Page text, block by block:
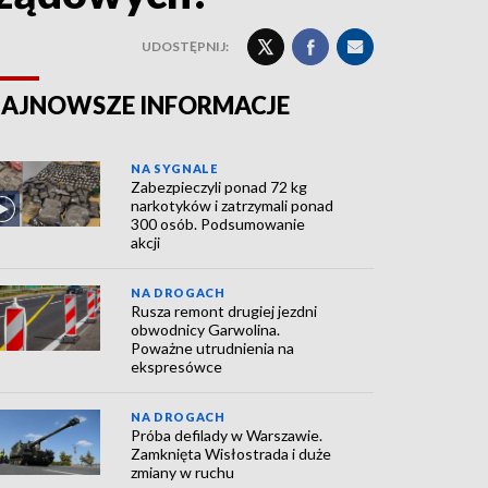
UDOSTĘPNIJ:
INFORMACJE
NA SYGNALE
Zabezpieczyli ponad 72 kg
narkotyków i zatrzymali ponad
300 osób. Podsumowanie
akcji
NA DROGACH
Rusza remont drugiej jezdni
obwodnicy Garwolina.
Poważne utrudnienia na
ekspresówce
NA DROGACH
Próba defilady w Warszawie.
Zamknięta Wisłostrada i duże
zmiany w ruchu